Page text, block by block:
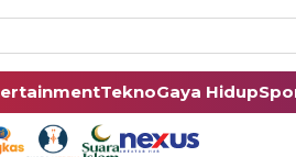
TeknoGaya Hidup